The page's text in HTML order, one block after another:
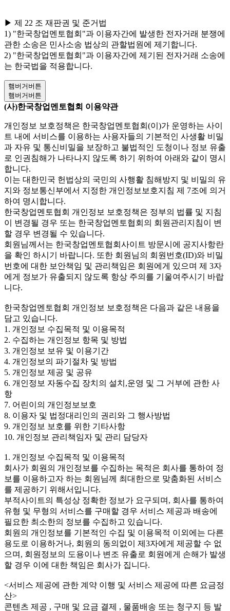
▶ 제 22 조 재판권 및 준거법
1) "한국창업멘토협회"과 이용자간에 발생한 전자거래 분쟁에
관한 소송은 민사소송 법상의 관할법원에 제기합니다.
2) "한국창업멘토협회"과 이용자간에 제기된 전자거래 소송에
는 한국법을 적용합니다.
햄버거버튼
햄버거버튼
(사)한국창업멘토협회 이용약관
개인정보 보호정책은 한국창업멘토협회(이)가 운영하는 사이
트 내에 서비스를 이용하는 사용자들의 기본적인 사생활 비밀
과 자유 및 통신비밀을 보장하고 불법적인 도청이나 정보 유출
로 인권침해가 나타나지 않도록 하기 위하여 아래와 같이 명시
합니다.
이는 대한민국 헌법상의 국민의 사행활 침해방지 및 비밀의 유
지와 정보통신부에서 지정한 개인정보보호지침 제 7조에 의거
하여 명시합니다.
한국창업멘토협회 개인정보 보호정책은 정부의 법률 및 지침
이 변경될 경우 또는 한국창업멘토협회의 회원관리지침이 변
할 경우 변경될 수 있습니다.
회원님께서는 한국창업멘토협회사이트 방문시에 공지사항란
을 확인 하시기 바랍니다. 또한 회원님의 회원번호(ID)와 비밀
번호에 대한 보안책임 및 관리책임은 회원에게 있으며 제 3자
에게 정보가 유출되지 않도록 항상 주의를 기울여주시기 바랍
니다.
한국창업멘토협회 개인정보 보호정책은 다음과 같은 내용을
담고 있습니다.
1. 개인정보 수집목적 및 이용목적
2. 수집하는 개인정보 항목 및 방법
3. 개인정보 보유 및 이용기간
4. 개인정보의 파기절차 및 방법
5. 개인정보 제공 및 공유
6. 개인정보 자동수집 장치의 설치,운영 및 그 거부에 관한 사
항
7. 어린이의 개인정보보호
8. 이용자 및 법정대리인의 권리와 그 행사방법
9. 개인정보 보호를 위한 기타사항
10. 개인정보 관리책임자 및 관리 담당자
1. 개인정보 수집목적 및 이용목적
회사가 회원의 개인정보를 수집하는 목적은 회사를 통하여 정
보를 이용하고자 하는 회원님께 최대한으로 맞춤화된 서비스
를 제공하기 위해서입니다.
부적사이트의 특성상 정확한 정보가 요구되며, 회사를 통하여
유형 및 무형의 서비스를 구매할 경우 서비스 제공과 배송에
필요한 최소한의 정보를 수집하고 있습니다.
회원의 개인정보를 기본적인 수집 및 이용목적 이외에는 다른
용도로 이용하거나, 회원의 동의없이 제3자에게 제공할 수 없
으며, 회원정보의 도용이나 변조 유출로 회원에게 손해가 발생
할 경우 이에 대한 책임은 회사가 집니다.
<서비스 제공에 관한 계약 이행 및 서비스 제공에 따른 요금정
산>
콘텐츠 제공 , 구매 및 요금 결제 , 물품배송 또는 청구지 등 발